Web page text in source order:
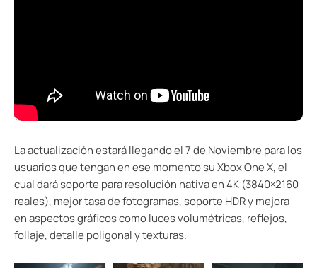
La actualización estará llegando el 7 de Noviembre para los
usuarios que tengan en ese momento su Xbox One X, el
cual dará soporte para resolución nativa en 4K (3840×2160
reales), mejor tasa de fotogramas, soporte HDR y mejora
en aspectos gráficos como luces volumétricas, reflejos,
follaje, detalle poligonal y texturas.